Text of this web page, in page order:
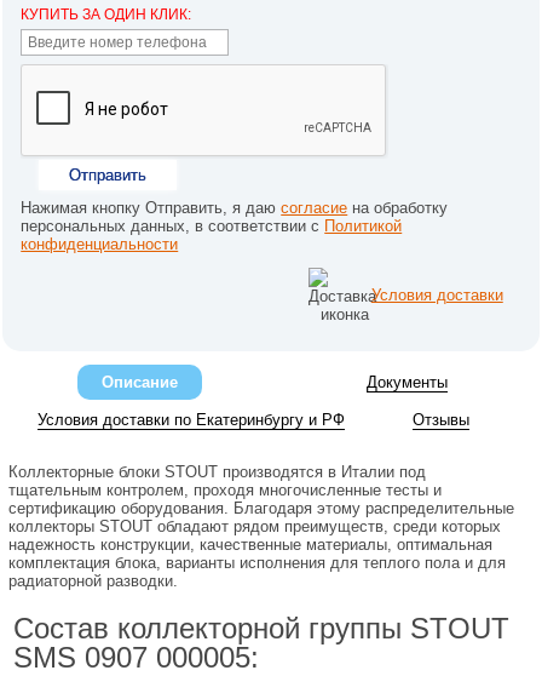
КУПИТЬ ЗА ОДИН КЛИК:
Отправить
Нажимая кнопку Отправить, я даюсогласие на обработку
персональных данных, в соответствии с Политикой
конфиденциальности
Условия доставки
Описание Документы
Условия доставки по Екатеринбургу и РФ Отзывы
Коллекторные блоки STOUT производятся в Италии под
тщательным контролем, проходя многочисленные тесты и
сертификацию оборудования. Благодаря этому распределительные
коллекторы STOUT обладают рядом преимуществ, среди которых
надежность конструкции, качественные материалы, оптимальная
комплектация блока, варианты исполнения для теплого пола и для
радиаторной разводки.
Состав коллекторной группы STOUT
SMS 0907 000005: